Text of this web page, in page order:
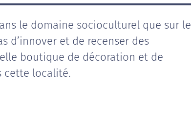
le domaine socioculturel que sur le
d’innover et de recenser des
boutique de décoration et de
cette localité.